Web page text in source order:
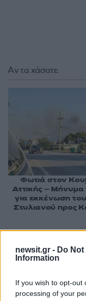
newsit.gr - Do
Information
If you wish to opt-out
processing of your
Αν τα χάσατε
Φωτιά στον
Αττικής – Μήνυμα
για εκκένωση
Στυλιανού προς